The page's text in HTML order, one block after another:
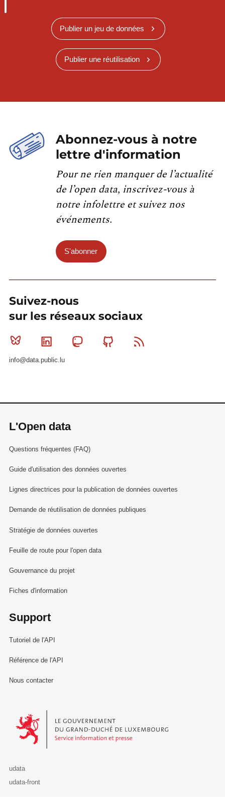
Publier un jeu de données
Publier une réutilisation
Abonnez-vous à notre
lettre d'information
Pour ne rien manquer de l’actualité
de l’open data, inscrivez-vous à
notre infolettre et suivez nos
événements.
S'abonner
Suivez-nous
sur les réseaux sociaux
Bluesky Linkedin MastodonGithub
info@data.public.lu
L'Open data
Questions fréquentes (FAQ)
Guide d'utilisation des données ouvertes
Lignes directrices pour la publication de données ouvertes
Demande de réutilisation de données publiques
Stratégie de données ouvertes
Feuille de route pour l'open data
Gouvernance du projet
Fiches d'information
Support
Tutoriel de l'API
Référence de l'API
Nous contacter
Le Gouvernement du Grand-Duché de Luxembourg - Service
udata
udata-front